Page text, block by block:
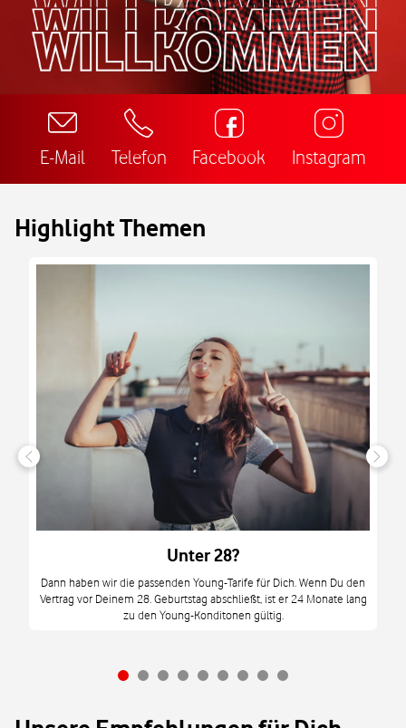
E-Mail Telefon Facebook Instagram
Highlight Themen
Unter 28?
Dann haben wir die passenden Young-Tarife für Dich. Wenn Du den
Vertrag vor Deinem 28. Geburtstag abschließt, ist er 24 Monate lang
zu den Young-Konditonen gültig.